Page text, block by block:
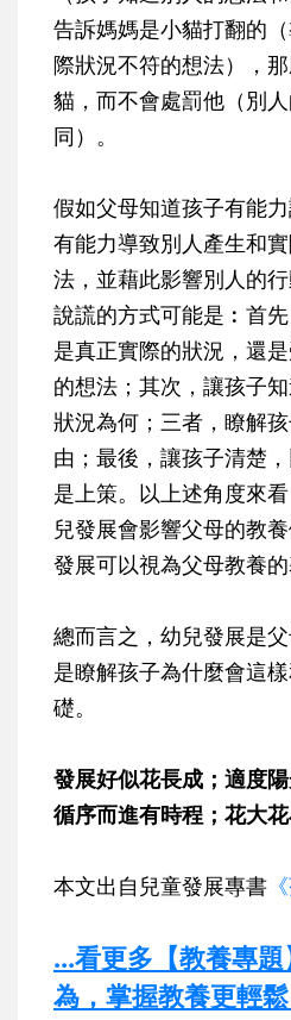
告訴媽媽是小貓打翻的
際狀況不符的想法），
貓，而不會處罰他（別
同）。
假如父母知道孩子有能
有能力導致別人產生和
法，並藉此影響別人的
說謊的方式可能是︰首
是真正實際的狀況，還
的想法；其次，讓孩子
狀況為何；三者，瞭解
由；最後，讓孩子清楚
是上策。以上述角度來
兒發展會影響父母的教
發展可以視為父母教養的
總而言之，幼兒發展是
是瞭解孩子為什麼會這
礎。
發展好似花長成；適度陽
循序而進有時程；花大花
本文出自兒童發展專書
...看更多【教養專
為，掌握教養更輕鬆